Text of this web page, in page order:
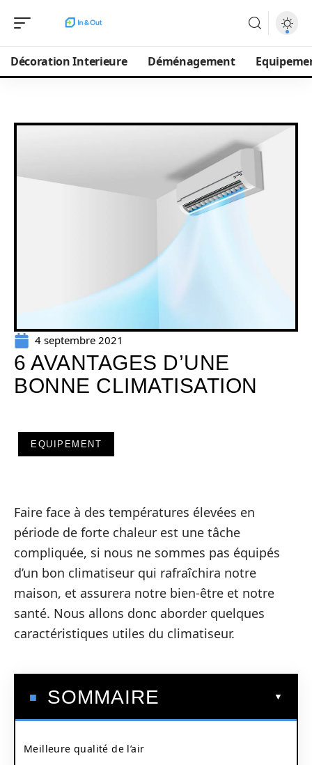
Décoration Interieure Déménagement
4 septembre 2021
6 AVANTAGES D’UNE
BONNE CLIMATISATION
EQUIPEMENT
Faire face à des températures élevées en
période de forte chaleur est une tâche
compliquée, si nous ne sommes pas équipés
d’un bon climatiseur qui rafraîchira notre
maison, et assurera notre bien-être et notre
santé. Nous allons donc aborder quelques
caractéristiques utiles du climatiseur.
SOMMAIRE
Meilleure qualité de l’air